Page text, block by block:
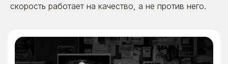
скорость работает на качество, а не против него.